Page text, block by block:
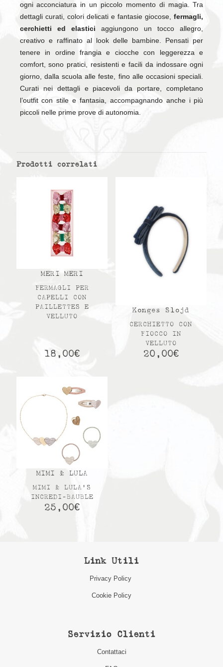
ogni acconciatura in un piccolo momento di magia. Tra
dettagli curati, colori delicati e fantasie giocose,fermagli,
cerchietti ed elastici aggiungono un tocco allegro,
creativo e raffinato al look delle bambine. Pensati per
tenere in ordine frangia e ciocche con leggerezza e
comfort, sono pratici, resistenti e facili da indossare ogni
giorno, dalla scuola alle feste, fino alle occasioni speciali.
Curati nei dettagli e piacevoli da portare, completano
l’outfit con stile e fantasia, accompagnando anche i più
piccoli nelle prime prove di autonomia.
Prodotti correlati
MERI MERI
FERMAGLI PER
CAPELLI CON
PAILLETTES E
VELLUTO
18,00€
Konges Slojd
CERCHIETTO CON
FIOCCO IN
VELLUTO
20,00€
MIMI & LULA
MIMI & LULA’S
INCREDI-BAUBLE
25,00€
Link Utili
Privacy Policy
Cookie Policy
Servizio Clienti
Contattaci